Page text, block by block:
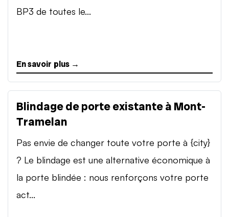
BP3 de toutes le...
En savoir plus →
Blindage de porte existante à Mont-
Tramelan
Pas envie de changer toute votre porte à {city}
? Le blindage est une alternative économique à
la porte blindée : nous renforçons votre porte
act...